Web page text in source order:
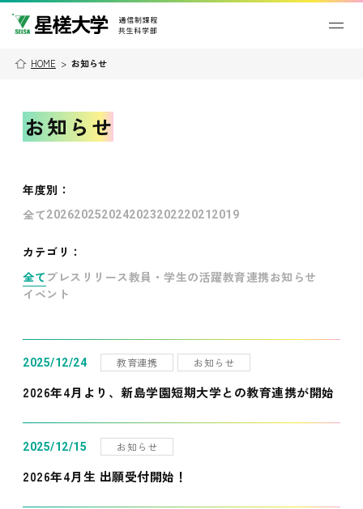
HOME > お知らせ
お知らせ
年度別 ：
全て202620252024202320222021 2019
カテゴリ：
全て プレスリリース教員・学生の活躍教育連携お知らせ
イベント
2025/12/24 教育連携 お知らせ
2026年4月より、新島学園短期大学との教育連携が開始
2025/12/15 お知らせ
2026年4月生 出願受付開始！